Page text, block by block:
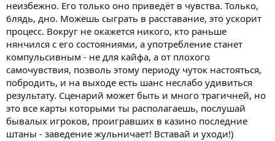
неизбежно. Его только оно приведёт в чувства. Только,
6лядь, дно. Можешь сыграть в расставание, это ускорит
процесс. Вокруг не окажется никого, кто раньше
нянчился с его состояниями, а употребление станет
компульсивным - не для кайфа, а от плохого
самочувствия, позволь этому периоду чуток настояться,
побродить, и на выходе есть шанс неслабо удивиться
результату. Сценарий может быть и много трагичней, но
это все карты которыми ты располагаешь, послушай
бывалых игроков, проигравших в казино последние
штаны - заведение жульничает! Вставай и уходи!)